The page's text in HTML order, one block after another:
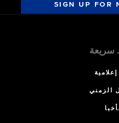
SIGN UP FOR
سريعة
الزمني